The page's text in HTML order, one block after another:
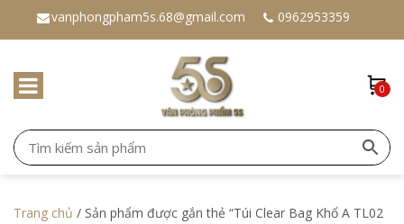
vanphongpham5s.68@gmail.com 0962953359
0
Trang chủ / Sản phẩm được gắn thẻ “Túi Clear Bag Khổ A TL02